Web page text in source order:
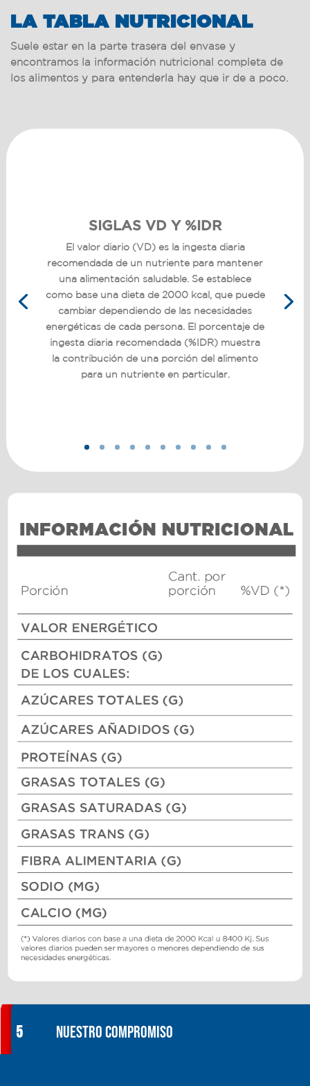
LA TABLA NUTRICIONAL
Suele estar en la parte trasera del envase y
encontramos la información nutricional completa de
los alimentos y para entenderla hay que ir de a poco.
SIGLAS VD Y %IDR
El valor diario (VD) es la ingesta diaria
recomendada de un nutriente para mantener
una alimentación saludable. Se establece
como base una dieta de 2000 kcal, que puede
cambiar dependiendo de las necesidades
energéticas de cada persona. El porcentaje de
ingesta diaria recomendada (%IDR) muestra
la contribución de una porción del alimento
para un nutriente en particular.
5 Nuestro compromiso